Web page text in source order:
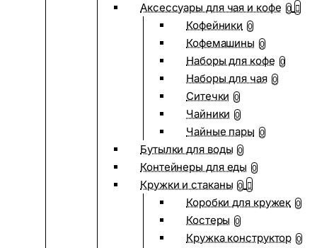
Аксессуары для чая и кофе 0
Кофейники 0
Кофемашины 0
Наборы для кофе 0
Наборы для чая 0
Ситечки 0
Чайники 0
Чайные пары 0
Бутылки для воды 0
Контейнеры для еды 0
Кружки и стаканы 0
Коробки для кружек 0
Костеры 0
Кружка конструктор 0